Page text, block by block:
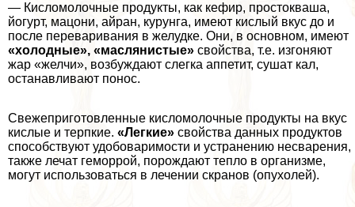
— Кисломолочные продукты, как кефир, простокваша,
йогурт, мацони, айран, курунга, имеют кислый вкус до и
после переваривания в желудке. Они, в основном, имеют
«холодные», «маслянистые» свойства, т.е. изгоняют
жар «желчи», возбуждают слегка аппетит, сушат кал,
останавливают понос.
Свежеприготовленные кисломолочные продукты на вкус
кислые и терпкие. «Легкие» свойства данных продуктов
способствуют удобоваримости и устранению несварения,
также лечат геморрой, порождают тепло в организме,
могут использоваться в лечении скранов (опухолей).